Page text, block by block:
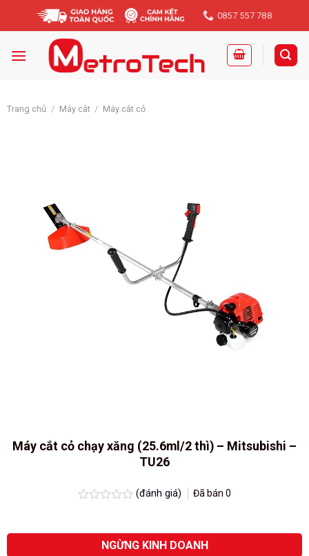
0857 557 788
Trang chủ / Máy cắt / Máy cắt cỏ
Máy cắt cỏ chạy xăng (25.6ml/2 thì) – Mitsubishi –
TU26
hạng
(đánh giá) Đã bán0
NGỪNG KINH DOANH